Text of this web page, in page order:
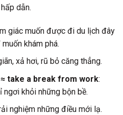
dẫn.
giác muốn được đi du lịch đây
khám phá.
xả hơi, rũ bỏ căng thẳng.
take a break from work:
ngơi khỏi những bộn bề.
nghiệm những điều mới lạ.